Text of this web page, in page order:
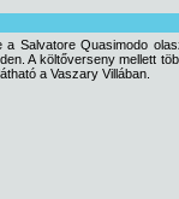
Salvatore Quasimodo
A költőverseny mellett
a Vaszary Villában.